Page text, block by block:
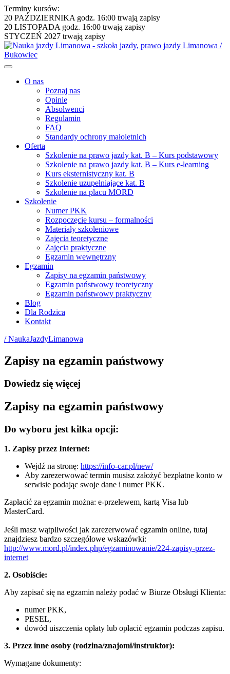
Terminy kursów:
20 PAŹDZIERNIKA godz. 16:00 trwają zapisy
20 LISTOPADA godz. 16:00 trwają zapisy
STYCZEŃ 2027 trwają zapisy
O nas
Poznaj nas
Opinie
Absolwenci
Regulamin
FAQ
Standardy ochrony małoletnich
Oferta
Szkolenie na prawo jazdy kat. B – Kurs podstawowy
Szkolenie na prawo jazdy kat. B – Kurs e-learning
Kurs eksternistyczny kat. B
Szkolenie uzupełniające kat. B
Szkolenie na placu MORD
Szkolenie
Numer PKK
Rozpoczęcie kursu – formalności
Materiały szkoleniowe
Zajęcia teoretyczne
Zajęcia praktyczne
Egzamin wewnętrzny
Egzamin
Zapisy na egzamin państwowy
Egzamin państwowy teoretyczny
Egzamin państwowy praktyczny
Blog
Dla Rodzica
Kontakt
/ NaukaJazdyLimanowa
Zapisy na egzamin państwowy
Dowiedz się więcej
Zapisy na egzamin państwowy
Do wyboru jest kilka opcji:
1. Zapisy przez Internet:
Wejdź na stronę: https://info-car.pl/new/
Aby zarezerwować termin musisz założyć bezpłatne konto w
serwisie podając swoje dane i numer PKK.
Zapłacić za egzamin można: e-przelewem, kartą Visa lub
MasterCard.
Jeśli masz wątpliwości jak zarezerwować egzamin online, tutaj
znajdziesz bardzo szczegółowe wskazówki:
http://www.mord.pl/index.php/egzaminowanie/224-zapisy-przez-
internet
2. Osobiście:
Aby zapisać się na egzamin należy podać w Biurze Obsługi Klienta:
numer PKK,
PESEL,
dowód uiszczenia opłaty lub opłacić egzamin podczas zapisu.
3. Przez inne osoby (rodzina/znajomi/instruktor):
Wymagane dokumenty: